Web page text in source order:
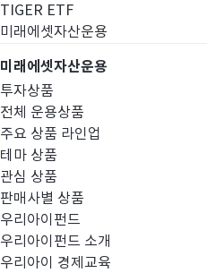
TIGER ETF
미래에셋자산운용
미래에셋자산운용
투자상품
전체 운용상품
주요 상품 라인업
테마 상품
관심 상품
판매사별 상품
우리아이펀드
우리아이펀드 소개
우리아이 경제교육